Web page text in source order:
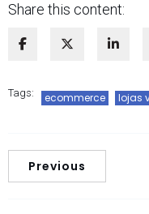
Share this content:
Tags: ecommerce lojas
Previous